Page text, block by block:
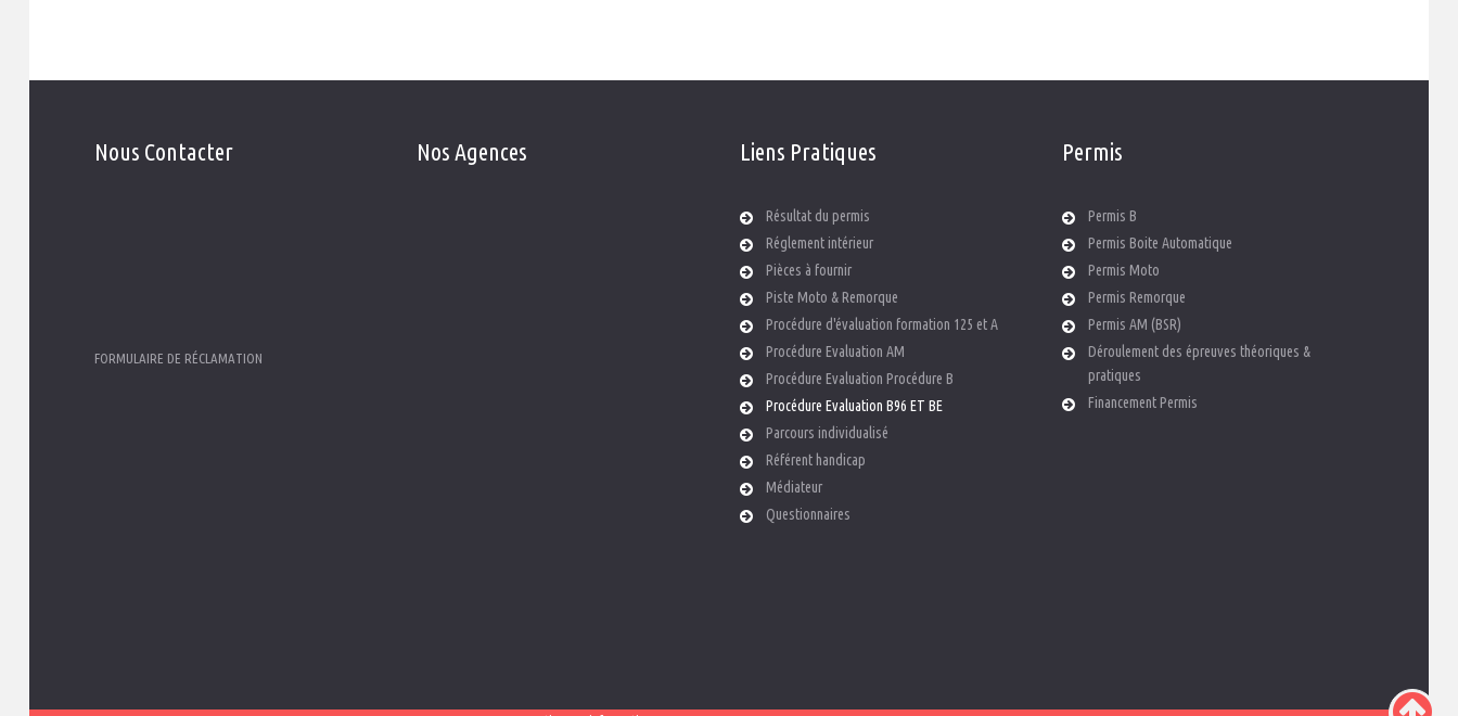
Nous Contacter
FORMULAIRE DE RÉCLAMATION
Nos Agences Liens Pratiques
Résultat du permis
Réglement intérieur
Pièces à fournir
Piste Moto & Remorque
Procédure d'évaluation formation 125 et A
Procédure Evaluation AM
Procédure Evaluation Procédure B
Procédure Evaluation B96 ET BE
Parcours individualisé
Référent handicap
Médiateur
Questionnaires
Permis
Permis B
Permis Boite Automatique
Permis Moto
Permis Remorque
Permis AM (BSR)
Déroulement des épreuves théoriques &
pratiques
Financement Permis